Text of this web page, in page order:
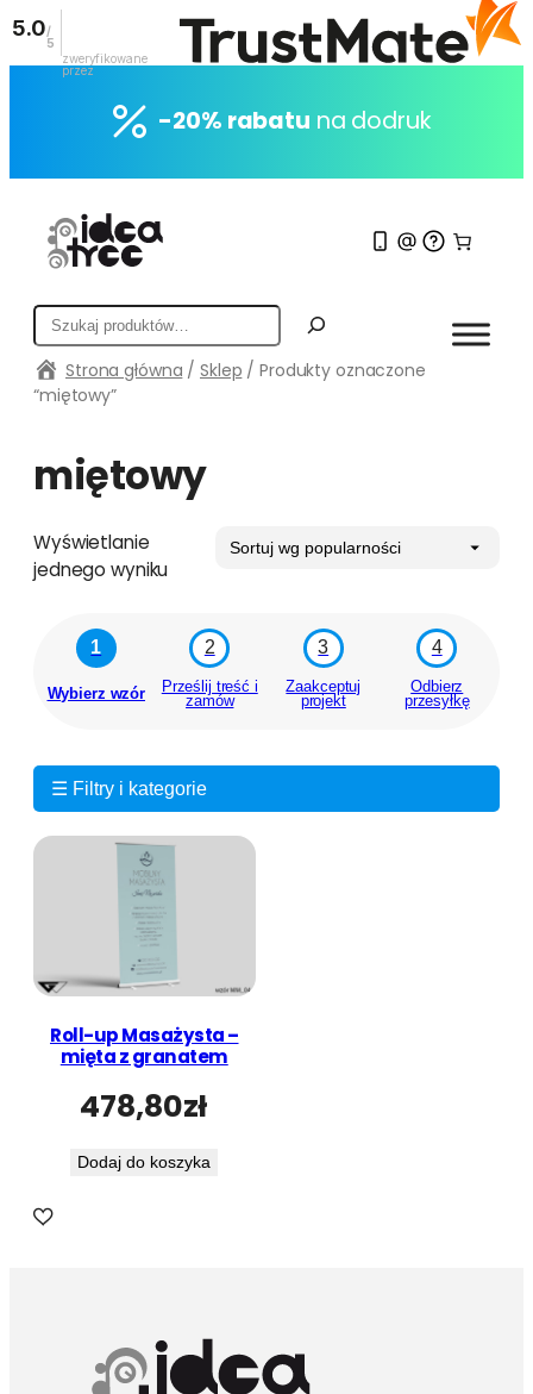
Przejdź
-20% rabatu na dodruk
S
z
u
k
Strona główna / Sklep / Produkty oznaczone
“miętowy”
miętowy
Wyświetlanie
jednego wyniku
1
Wybierz wzór
2
Prześlij treść i
zamów
3
Zaakceptuj
projekt
4
Odbierz
przesyłkę
☰ Filtry i kategorie
Roll-up Masażysta –
mięta z granatem
478,80zł
Dodaj do koszyka
5.0/
5
zweryfikowane
przez